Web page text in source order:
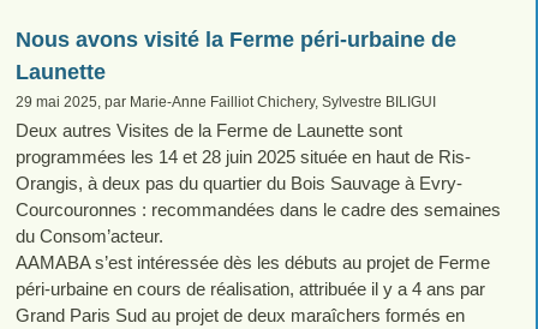
Nous avons visité la Ferme péri-urbaine de
Launette
29 mai 2025, par Marie-Anne Failliot Chichery, Sylvestre BILIGUI
Deux autres Visites de la Ferme de Launette sont
programmées les 14 et 28 juin 2025 située en haut de Ris-
Orangis, à deux pas du quartier du Bois Sauvage à Evry-
Courcouronnes : recommandées dans le cadre des semaines
du Consom’acteur.
AAMABA s’est intéressée dès les débuts au projet de Ferme
péri-urbaine en cours de réalisation, attribuée il y a 4 ans par
Grand Paris Sud au projet de deux maraîchers formés en